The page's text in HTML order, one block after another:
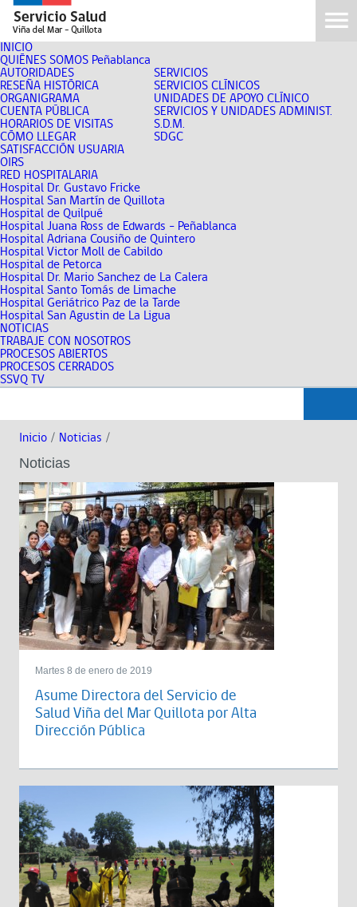
INICIO
QUIÉNES SOMOS Peñablanca
AUTORIDADES
RESEÑA HISTÓRICA
ORGANIGRAMA
CUENTA PÚBLICA
HORARIOS DE VISITAS
CÓMO LLEGAR
SERVICIOS
SERVICIOS CLÍNICOS
UNIDADES DE APOYO CLÍNICO
SERVICIOS Y UNIDADES ADMINIST.
S.D.M.
SDGC
SATISFACCIÓN USUARIA
OIRS
RED HOSPITALARIA
Hospital Dr. Gustavo Fricke
Hospital San Martín de Quillota
Hospital de Quilpué
Hospital Juana Ross de Edwards - Peñablanca
Hospital Adriana Cousiño de Quintero
Hospital Victor Moll de Cabildo
Hospital de Petorca
Hospital Dr. Mario Sanchez de La Calera
Hospital Santo Tomás de Limache
Hospital Geriátrico Paz de la Tarde
Hospital San Agustin de La Ligua
NOTICIAS
TRABAJE CON NOSOTROS
PROCESOS ABIERTOS
PROCESOS CERRADOS
SSVQ TV
Inicio / Noticias /
Noticias
Martes 8 de enero de 2019
Asume Directora del Servicio de
Salud Viña del Mar Quillota por Alta
Dirección Pública